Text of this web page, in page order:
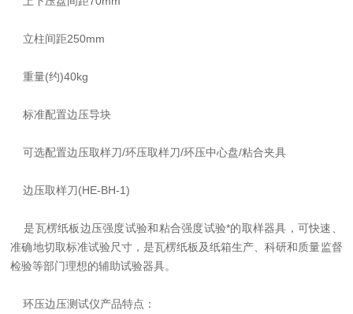
立柱间距250mm
重量(约)40kg
标准配置边压导块
可选配置边压取样刀/环压取样刀/环压中心盘/粘合夹具
边压取样刀(HE-BH-1)
是瓦楞纸板边压强度试验和粘合强度试验*的取样器具，可快速、
准确地切取标准试验尺寸，是瓦楞纸板及纸箱生产、科研和质量监督
检验等部门理想的辅助试验器具。
环压边压测试仪产品特点：